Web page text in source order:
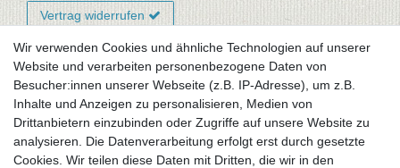
Vertrag widerrufen
Newsletter-Anmeldung
FAQ / Fragen
Mein Warenkorb
Mein Merkzettel
Mein Konto
Wir verwenden Cookies und ähnliche Technologien auf unserer
Website und verarbeiten personenbezogene Daten von
Besucher:innen unserer Webseite (z.B. IP-Adresse), um z.B.
Inhalte und Anzeigen zu personalisieren, Medien von
Drittanbietern einzubinden oder Zugriffe auf unsere Website zu
analysieren. Die Datenverarbeitung erfolgt erst durch gesetzte
Cookies. Wir teilen diese Daten mit Dritten, die wir in den